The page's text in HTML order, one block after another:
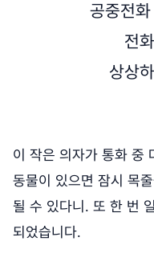
공중전
전
상상
이 작은 의자가 통화 중
동물이 있으면 잠시 목
될 수 있다니. 또 한 번
되었습니다.